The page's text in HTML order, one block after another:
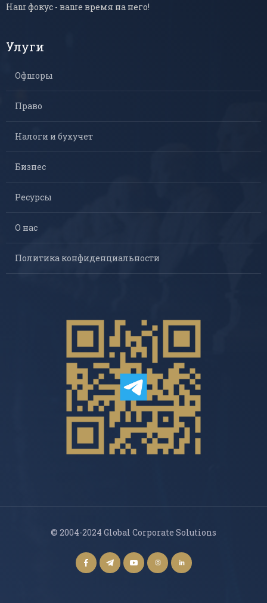
Наш фокус - ваше время на него!
Улуги
Офшоры
Право
Налоги и бухучет
Бизнес
Ресурсы
О нас
Политика конфиденциальности
© 2004-2024 Global Corporate Solutions